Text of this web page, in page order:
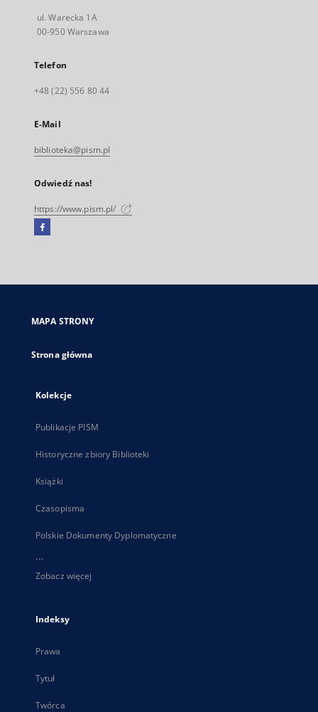
ul. Warecka 1A
00-950 Warszawa
Telefon
+48 (22) 556 80 44
E-Mail
biblioteka@pism.pl
Odwiedź nas!
https://www.pism.pl/
Facebook
się
karcie
MAPA STRONY
Strona główna
Kolekcje
Publikacje PISM
Historyczne zbiory Biblioteki
Książki
Czasopisma
Polskie Dokumenty Dyplomatyczne
...
Zobacz więcej
Indeksy
Prawa
Tytuł
Twórca